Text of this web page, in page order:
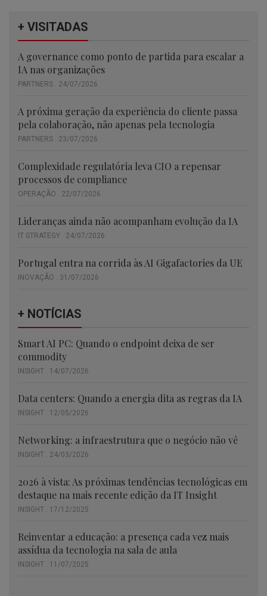
+ VISITADAS
A governance como ponto de partida para escalar a
IA nas organizações
PARTNERS . 24/07/2026
A próxima geração da experiência do cliente passa
pela colaboração, não apenas pela tecnologia
PARTNERS . 23/07/2026
Complexidade regulatória leva CIO a repensar
processos de compliance
OPERAÇÃO . 22/07/2026
Lideranças ainda não acompanham evolução da IA
IT STRATEGY . 24/07/2026
Portugal entra na corrida às AI Gigafactories da UE
INOVAÇÃO . 31/07/2026
+ NOTÍCIAS
Smart AI PC: Quando o endpoint deixa de ser
commodity
INSIGHT . 14/07/2026
Data centers: Quando a energia dita as regras da IA
INSIGHT . 12/05/2026
Networking: a infraestrutura que o negócio não vê
INSIGHT . 24/03/2026
2026 à vista: As próximas tendências tecnológicas em
destaque na mais recente edição da IT Insight
INSIGHT . 17/12/2025
Reinventar a educação: a presença cada vez mais
assídua da tecnologia na sala de aula
INSIGHT . 11/07/2025